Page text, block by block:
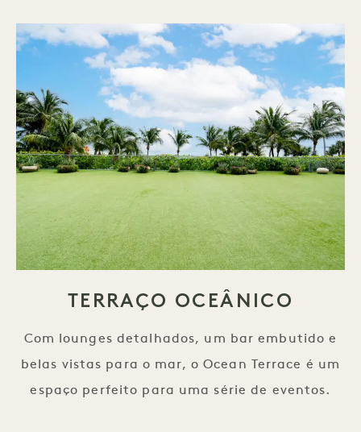
TERRAÇO OCEÂNICO
Com lounges detalhados, um bar embutido e
belas vistas para o mar, o Ocean Terrace é um
espaço perfeito para uma série de eventos.